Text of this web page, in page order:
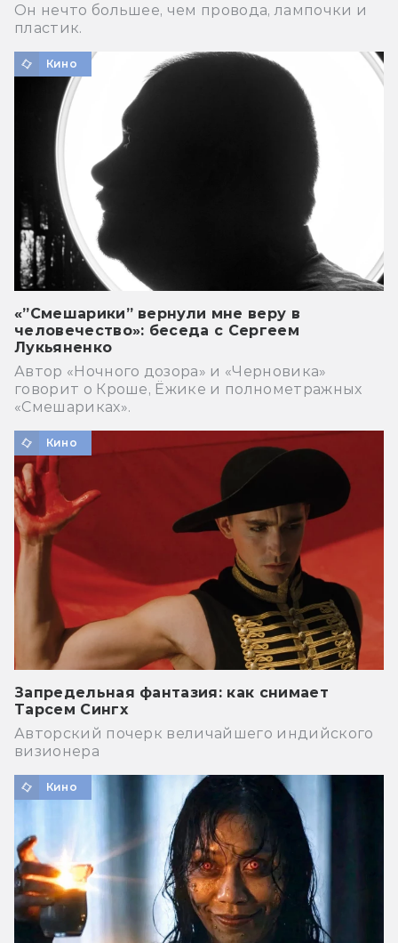
Он нечто большее, чем провода, лампочки и
пластик.
Кино
«”Смешарики” вернули мне веру в
человечество»: беседа с Сергеем
Лукьяненко
Автор «Ночного дозора» и «Черновика»
говорит о Кроше, Ёжике и полнометражных
«Смешариках».
Кино
Запредельная фантазия: как снимает
Тарсем Сингх
Авторский почерк величайшего индийского
визионера
Кино